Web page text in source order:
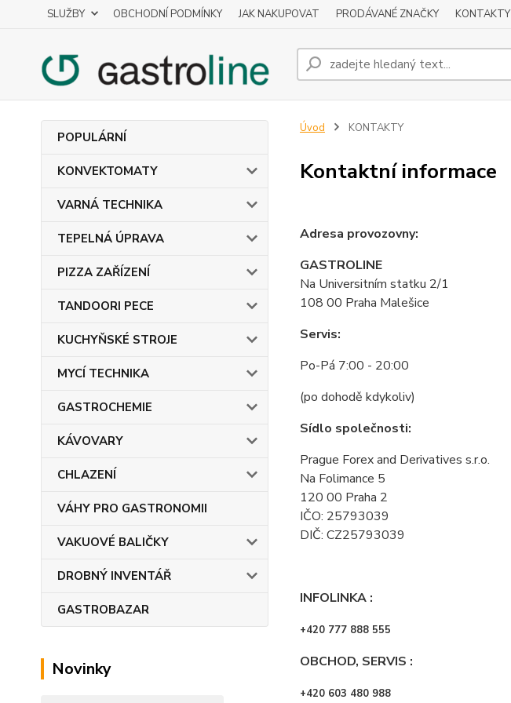
SLUŽBY OBCHODNÍ PODMÍNKY JAK NAKUPOVAT PRODÁVANÉ ZNAČKY KONTAKTY
POPULÁRNÍ
KONVEKTOMATY
VARNÁ TECHNIKA
TEPELNÁ ÚPRAVA
PIZZA ZAŘÍZENÍ
TANDOORI PECE
KUCHYŇSKÉ STROJE
MYCÍ TECHNIKA
GASTROCHEMIE
KÁVOVARY
CHLAZENÍ
VÁHY PRO GASTRONOMII
VAKUOVÉ BALIČKY
DROBNÝ INVENTÁŘ
GASTROBAZAR
Novinky
Úvod KONTAKTY
Kontaktní informace
Adresa provozovny:
GASTROLINE
Na Universitním statku 2/1
108 00 Praha Malešice
Servis:
Po-Pá 7:00 - 20:00
(po dohodě kdykoliv)
Sídlo společnosti:
Prague Forex and Derivatives s.r.o.
Na Folimance 5
120 00 Praha 2
IČO: 25793039
DIČ: CZ25793039
INFOLINKA :
+420 777 888 555
OBCHOD, SERVIS :
+420 603 480 988